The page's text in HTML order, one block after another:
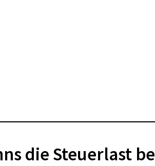
die Steuerlast